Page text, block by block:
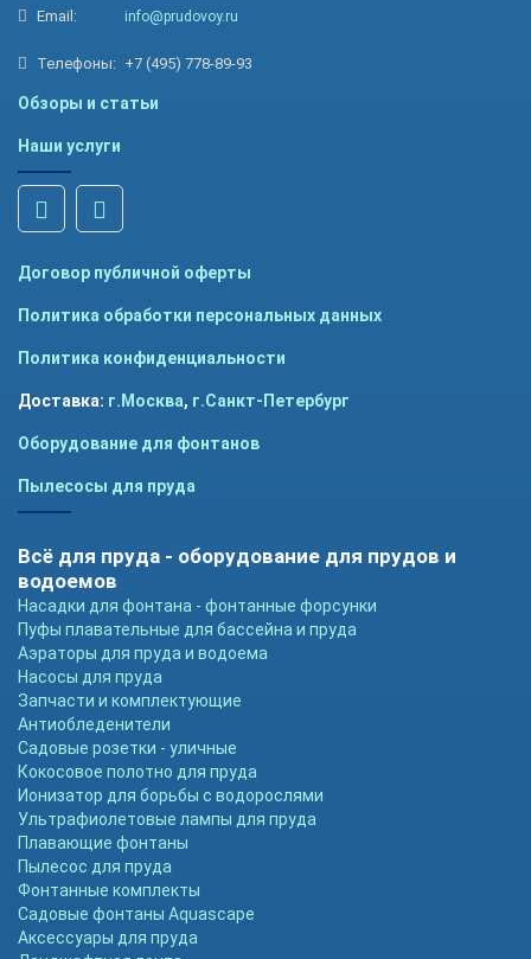
Email: info@prudovoy.ru
Телефоны: +7 (495) 778-89-93
Обзоры и статьи
Наши услуги
Договор публичной оферты
Политика обработки персональных данных
Политика конфиденциальности
Доставка: г.Москва, г.Санкт-Петербург
Оборудование для фонтанов
Пылесосы для пруда
Всё для пруда - оборудование для прудов и
водоемов
Насадки для фонтана - фонтанные форсунки
Пуфы плавательные для бассейна и пруда
Аэраторы для пруда и водоема
Насосы для пруда
Запчасти и комплектующие
Антиобледенители
Садовые розетки - уличные
Кокосовое полотно для пруда
Ионизатор для борьбы с водорослями
Ультрафиолетовые лампы для пруда
Плавающие фонтаны
Пылесос для пруда
Фонтанные комплекты
Садовые фонтаны Aquascape
Аксессуары для пруда